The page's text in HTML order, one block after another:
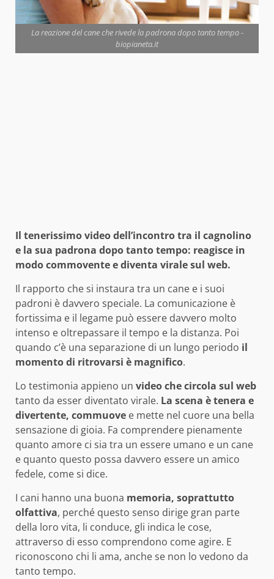
La reazione del cane che rivede la padrona dopo tanto tempo -
biopianeta.it
Il tenerissimo video dell’incontro tra il cagnolino
e la sua padrona dopo tanto tempo: reagisce in
modo commovente e diventa virale sul web.
Il rapporto che si instaura tra un cane e i suoi
padroni è davvero speciale. La comunicazione è
fortissima e il legame può essere davvero molto
intenso e oltrepassare il tempo e la distanza. Poi
quando c’è una separazione di un lungo periodo il
momento di ritrovarsi è magnifico.
Lo testimonia appieno un video che circola sul web
tanto da esser diventato virale. La scena è tenera e
divertente, commuove e mette nel cuore una bella
sensazione di gioia. Fa comprendere pienamente
quanto amore ci sia tra un essere umano e un cane
e quanto questo possa davvero essere un amico
fedele, come si dice.
I cani hanno una buona memoria, soprattutto
olfattiva, perché questo senso dirige gran parte
della loro vita, li conduce, gli indica le cose,
attraverso di esso comprendono come agire. E
riconoscono chi li ama, anche se non lo vedono da
tanto tempo.